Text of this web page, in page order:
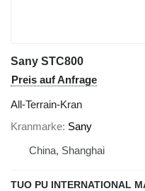
Sany STC800
Preis auf Anfrage
All-Terrain-Kran
Kranmarke Sany
China, Shanghai